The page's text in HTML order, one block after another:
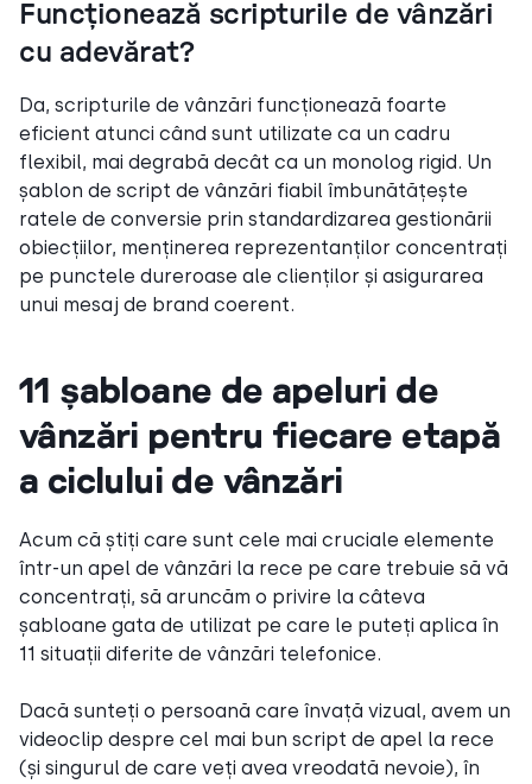
Funcționează scripturile de vânzări
cu adevărat?
Da, scripturile de vânzări funcționează foarte
eficient atunci când sunt utilizate ca un cadru
flexibil, mai degrabă decât ca un monolog rigid. Un
șablon de script de vânzări fiabil îmbunătățește
ratele de conversie prin standardizarea gestionării
obiecțiilor, menținerea reprezentanților concentrați
pe punctele dureroase ale clienților și asigurarea
unui mesaj de brand coerent.
11 șabloane de apeluri de
vânzări pentru fiecare etapă
a ciclului de vânzări
Acum că știți care sunt cele mai cruciale elemente
într-un apel de vânzări la rece pe care trebuie să vă
concentrați, să aruncăm o privire la câteva
șabloane gata de utilizat pe care le puteți aplica în
11 situații diferite de vânzări telefonice.
Dacă sunteți o persoană care învață vizual, avem un
videoclip despre cel mai bun script de apel la rece
(și singurul de care veți avea vreodată nevoie), în